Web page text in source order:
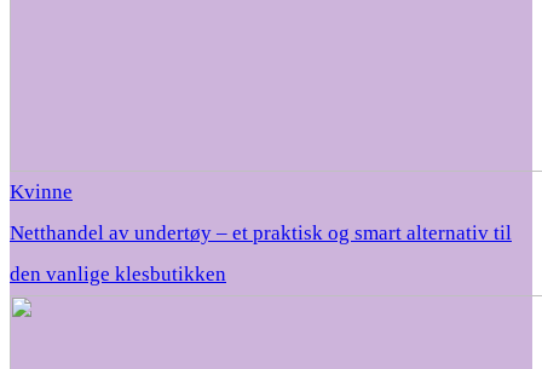
Kvinne
Netthandel av undertøy – et praktisk og smart alternativ til
den vanlige klesbutikken